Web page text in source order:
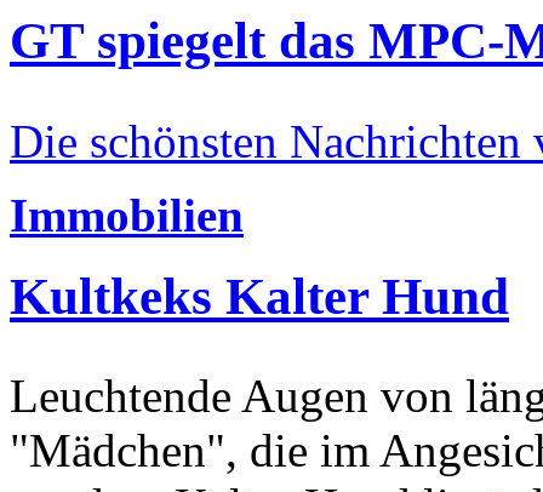
GT spiegelt das MPC-
Die schönsten Nachrichten
Immobilien
Kultkeks Kalter Hund
Leuchtende Augen von
"Mädchen", die im